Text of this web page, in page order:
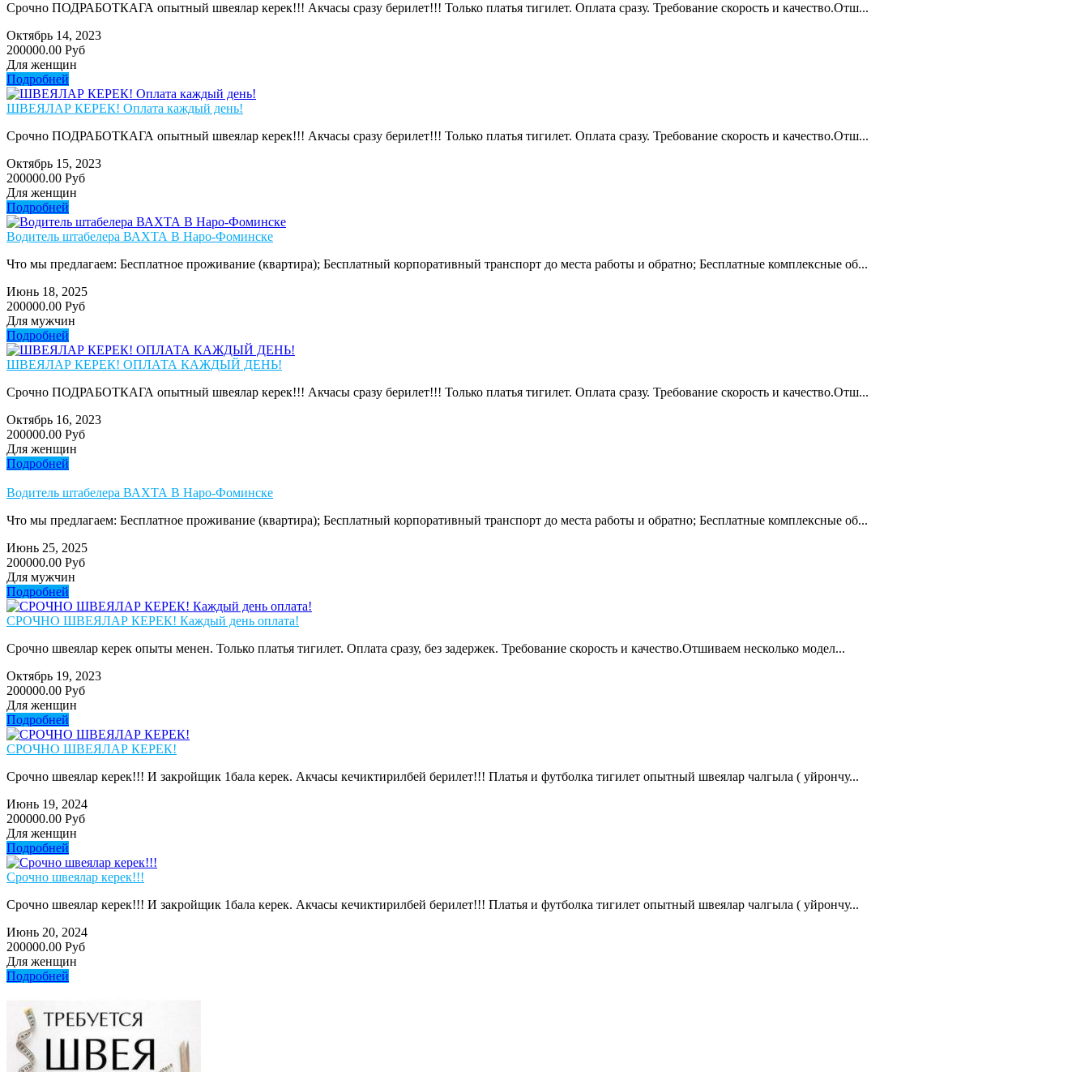
Срочно ПОДРАБОТКАГА опытный швеялар керек!!! Акчасы сразу берилет!!! Только платья тигилет. Оплата сразу. Требование скорость и качество.Отш...
Октябрь 14, 2023
200000.00 Руб
Для женщин
Подробней
ШВЕЯЛАР КЕРЕК! Оплата каждый день!
Срочно ПОДРАБОТКАГА опытный швеялар керек!!! Акчасы сразу берилет!!! Только платья тигилет. Оплата сразу. Требование скорость и качество.Отш...
Октябрь 15, 2023
200000.00 Руб
Для женщин
Подробней
Водитель штабелера ВАХТА В Наро-Фоминске
Что мы предлагаем: Бесплатное проживание (квартира); Бесплатный корпоративный транспорт до места работы и обратно; Бесплатные комплексные об...
Июнь 18, 2025
200000.00 Руб
Для мужчин
Подробней
ШВЕЯЛАР КЕРЕК! ОПЛАТА КАЖДЫЙ ДЕНЬ!
Срочно ПОДРАБОТКАГА опытный швеялар керек!!! Акчасы сразу берилет!!! Только платья тигилет. Оплата сразу. Требование скорость и качество.Отш...
Октябрь 16, 2023
200000.00 Руб
Для женщин
Подробней
Водитель штабелера ВАХТА В Наро-Фоминске
Что мы предлагаем: Бесплатное проживание (квартира); Бесплатный корпоративный транспорт до места работы и обратно; Бесплатные комплексные об...
Июнь 25, 2025
200000.00 Руб
Для мужчин
Подробней
СРОЧНО ШВЕЯЛАР КЕРЕК! Каждый день оплата!
Срочно швеялар керек опыты менен. Только платья тигилет. Оплата сразу, без задержек. Требование скорость и качество.Отшиваем несколько модел...
Октябрь 19, 2023
200000.00 Руб
Для женщин
Подробней
СРОЧНО ШВЕЯЛАР КЕРЕК!
Срочно швеялар керек!!! И закройщик 1бала керек. Акчасы кечиктирилбей берилет!!! Платья и футболка тигилет опытный швеялар чалгыла ( уйрончу...
Июнь 19, 2024
200000.00 Руб
Для женщин
Подробней
Срочно швеялар керек!!!
Срочно швеялар керек!!! И закройщик 1бала керек. Акчасы кечиктирилбей берилет!!! Платья и футболка тигилет опытный швеялар чалгыла ( уйрончу...
Июнь 20, 2024
200000.00 Руб
Для женщин
Подробней